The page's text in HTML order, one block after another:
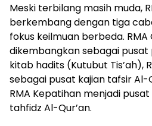
Meski terbilang masih muda,
berkembang dengan tiga
fokus keilmuan berbeda. RMA
dikembangkan sebagai
kitab hadits (Kutubut Tis’ah),
sebagai pusat kajian tafsir Al-
RMA Kepatihan menjadi
tahfidz Al-Qur’an.